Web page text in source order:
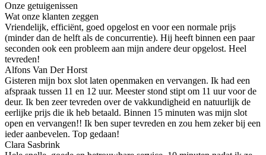
Onze getuigenissen
Wat onze klanten zeggen
Vriendelijk, efficiënt, goed opgelost en voor een normale prijs
(minder dan de helft als de concurrentie). Hij heeft binnen een paar
seconden ook een probleem aan mijn andere deur opgelost. Heel
tevreden!
Alfons Van Der Horst
Gisteren mijn box slot laten openmaken en vervangen. Ik had een
afspraak tussen 11 en 12 uur. Meester stond stipt om 11 uur voor de
deur. Ik ben zeer tevreden over de vakkundigheid en natuurlijk de
eerlijke prijs die ik heb betaald. Binnen 15 minuten was mijn slot
open en vervangen!! Ik ben super tevreden en zou hem zeker bij een
ieder aanbevelen. Top gedaan!
Clara Sasbrink